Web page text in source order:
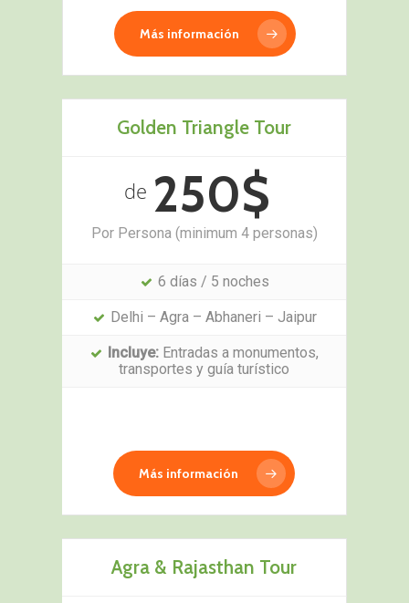
Más información
Golden Triangle Tour
de250$
Por Persona (minimum 4 personas)
6 días / 5 noches
Delhi – Agra – Abhaneri – Jaipur
Incluye: Entradas a monumentos,
transportes y guía turístico
Más información
Agra & Rajasthan Tour